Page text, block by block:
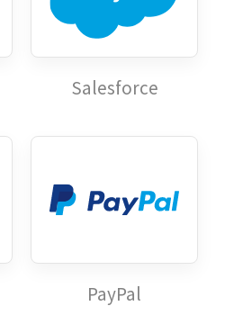
Salesforce
PayPal